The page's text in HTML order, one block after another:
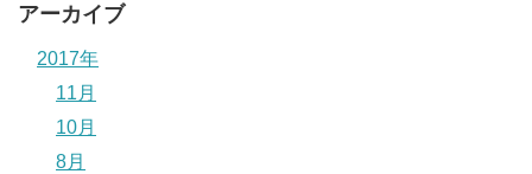
アーカイブ
2017年
11月
10月
8月